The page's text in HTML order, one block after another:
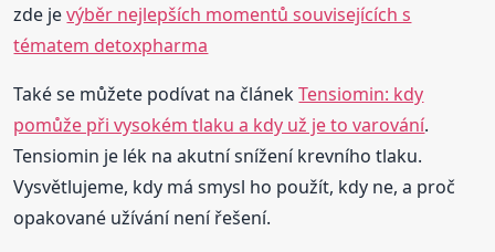
zde jevýběr nejlepších momentů souvisejících s
tématem detoxpharma
Také se můžete podívat na článekTensiomin: kdy
pomůže při vysokém tlaku a kdy už je to varování.
Tensiomin je lék na akutní snížení krevního tlaku.
Vysvětlujeme, kdy má smysl ho použít, kdy ne, a proč
opakované užívání není řešení.